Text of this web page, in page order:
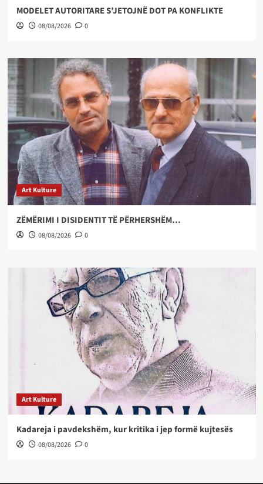
MODELET AUTORITARE S’JETOJNË DOT PA KONFLIKTE
08/08/2026 0
Art Kulture
ZËMËRIMI I DISIDENTIT TË PËRHERSHËM…
08/08/2026 0
Art Kulture
Kadareja i pavdekshëm, kur kritika i jep formë kujtesës
08/08/2026 0